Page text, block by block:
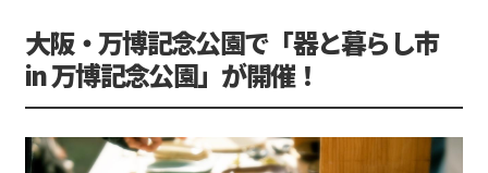
大阪・万博記念公園で「器と暮らし市
in 万博記念公園」が開催！